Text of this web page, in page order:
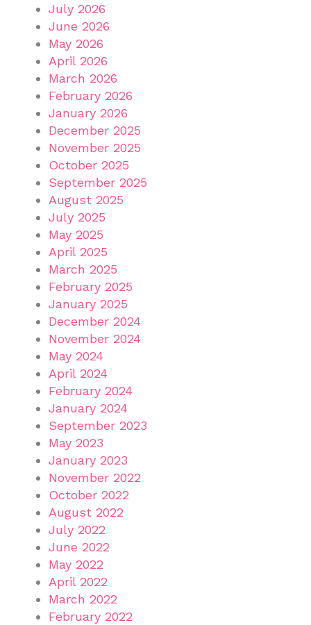
July 2026
June 2026
May 2026
April 2026
March 2026
February 2026
January 2026
December 2025
November 2025
October 2025
September 2025
August 2025
July 2025
May 2025
April 2025
March 2025
February 2025
January 2025
December 2024
November 2024
May 2024
April 2024
February 2024
January 2024
September 2023
May 2023
January 2023
November 2022
October 2022
August 2022
July 2022
June 2022
May 2022
April 2022
March 2022
February 2022